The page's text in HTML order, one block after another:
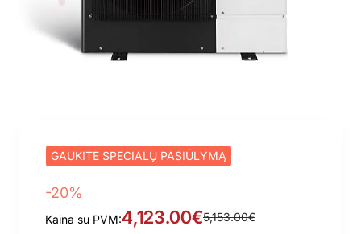
GAUKITE SPECIALŲ PASIŪLYMĄ
-20%
Kaina su PVM:4,123.00€5,153.00€